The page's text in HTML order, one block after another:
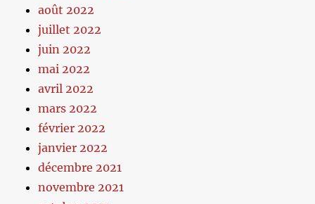
août 2022
juillet 2022
juin 2022
mai 2022
avril 2022
mars 2022
février 2022
janvier 2022
décembre 2021
novembre 2021